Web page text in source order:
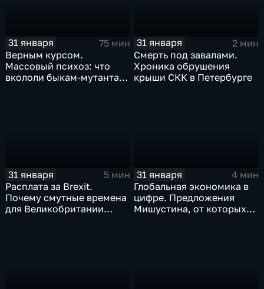
31 января
75 мин
Верным курсом.
Массовый психоз: что
вкололи быкам-мутантам,
31 января
2 мин
Смерть под завалами.
Хроника обрушения
крыши СКК в Петербурге
31 января
5 мин
Расплата за Brexit.
Почему смутные времена
для Великобритании
31 января
4 мин
Глобальная экономика в
цифре. Предложения
Мишустина, от которых